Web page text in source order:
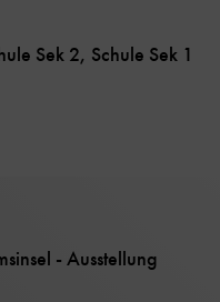
Sek 2, Schule Sek 1
- Ausstellung